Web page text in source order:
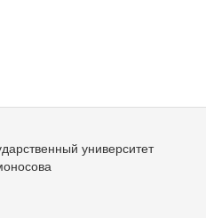
университет